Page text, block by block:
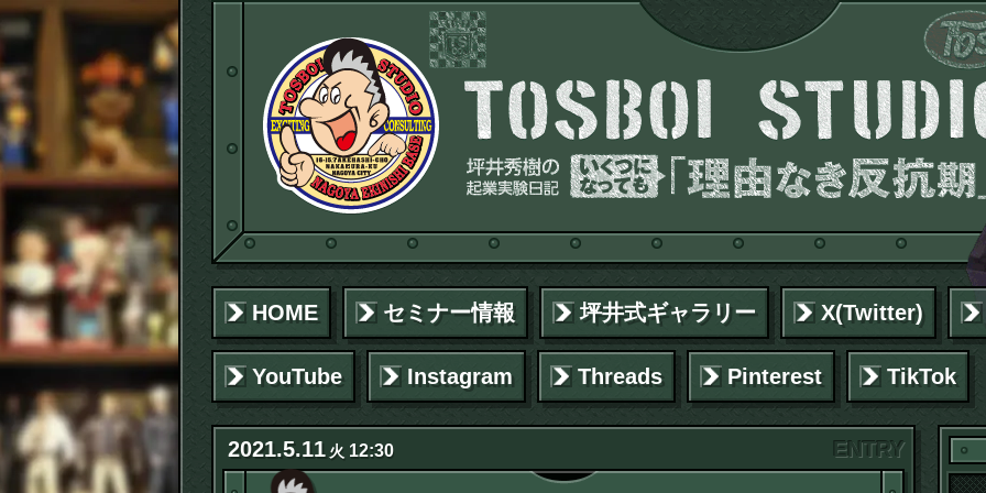
HOME セミナー情報 坪井式ギャラリー X(Twitter)
YouTube Instagram Threads Pinterest TikTok
2021.5.11 火 12:30